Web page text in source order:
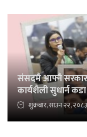
संसदमै आफ्नै
कार्यशैली सुधार्न
शुक्रबार, साउन २२, २०८३